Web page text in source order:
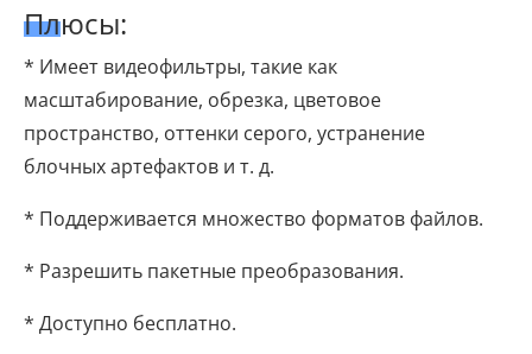
Плюсы:
* Имеет видеофильтры, такие как
масштабирование, обрезка, цветовое
пространство, оттенки серого, устранение
блочных артефактов и т. д.
* Поддерживается множество форматов файлов.
* Разрешить пакетные преобразования.
* Доступно бесплатно.